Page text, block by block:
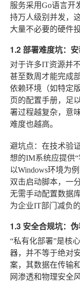
服务采用Go语言开
持万人级别并发，
大量不必要的硬件投
1.2 部署难度坑：
对于许多IT资源并
甚至数周才能完成
依赖环境（如特定
页的配置手册，足
署过程越复杂，意
难度也越高。
避坑点 ：在技术验
想的IM系统应提供“
以Windows环境为
双击启动脚本，一
无需手动配置数据
为企业IT部门减负的
1.3 安全合规坑：
“私有化部署”是核
器，并不等于绝对
案，其数据在传输
网渗透和物理安全